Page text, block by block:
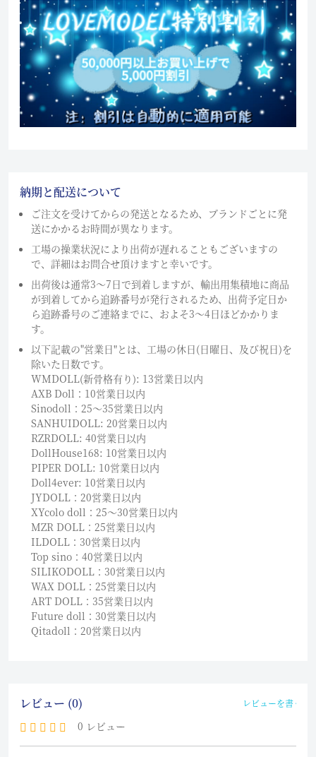
納期と配送について
ご注文を受けてからの発送となるため、ブランドごとに発
送にかかるお時間が異なります。
工場の操業状況により出荷が遅れることもございますの
で、詳細はお問合せ頂けますと幸いです。
出荷後は通常3～7日で到着しますが、輸出用集積地に商品
が到着してから追跡番号が発行されるため、出荷予定日か
ら追跡番号のご連絡までに、およそ3〜4日ほどかかりま
す。
以下記載の"営業日"とは、工場の休日(日曜日、及び祝日)を
除いた日数です。
WMDOLL(新骨格有り): 13営業日以内
AXB Doll：10営業日以内
Sinodoll：25〜35営業日以内
SANHUIDOLL: 20営業日以内
RZRDOLL: 40営業日以内
DollHouse168: 10営業日以内
PIPER DOLL: 10営業日以内
Doll4ever: 10営業日以内
JYDOLL：20営業日以内
XYcolo doll：25〜30営業日以内
MZR DOLL：25営業日以内
ILDOLL：30営業日以内
Top sino：40営業日以内
SILIKODOLL：30営業日以内
WAX DOLL：25営業日以内
ART DOLL：35営業日以内
Future doll：30営業日以内
Qitadoll：20営業日以内
レビュー (0) レビューを書く
0 レビュー